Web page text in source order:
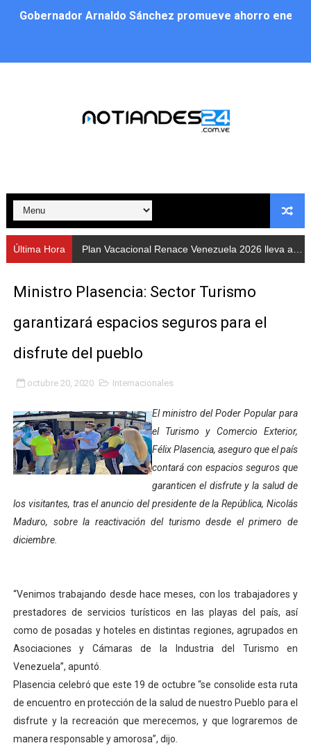
Gobernador Arnaldo Sánchez promueve ahorro
Cuerpos de Seguridad activaron operativos
Alcaldía de Libertador impulsa el Plan Ofensiva
Cidata y el Observatorio Astronómico Nacional de
Concejo Municipal de Zea celebra distinción de
CIEPROL-ULA distingue al municipio Zea como
Plan Quirúrgico Regional llega a Pueblo Llano con la
Iaanem graduó a bebés de Mérida en jornada de
Iahula pone en marcha protocolo de triaje psicosocial
Arranca en Rivas Dávila el Plan de Renovación de
Alcalde Nelson Álvarez llevó jornada recreativa a la
CorpoMérida continúa con ciclos de formación
Fundacite culmina primera etapa de su Plan Vacacional
Nevado Gas optimiza servicio residencial en la
Plan Vacacional Comunitario “Ríe 2026” recorre las
Alcaldía del Municipio Libertador realizó una jornada
Fundacite Mérida dicta taller gratuito de electrónica
INN-Mérida celebró el Lacto grado para promover el
Impulsan plan estratégico de seguridad ciudadana
Última Hora Plan Vacacional Renace Venezuela 2026 lleva actividades recreativas a Los Guaimaros
Ministro Plasencia: Sector Turismo
garantizará espacios seguros para el
disfrute del pueblo
octubre 20, 2020 Internacionales
El ministro del Poder Popular para
el Turismo y Comercio Exterior,
Félix Plasencia, aseguro que el país
contará con espacios seguros que
garanticen el disfrute y la salud de
los visitantes, tras el anuncio del presidente de la República, Nicolás
Maduro, sobre la reactivación del turismo desde el primero de
diciembre.
“Venimos trabajando desde hace meses, con los trabajadores y
prestadores de servicios turísticos en las playas del país, así
como de posadas y hoteles en distintas regiones, agrupados en
Asociaciones y Cámaras de la Industria del Turismo en
Venezuela”, apuntó.
Plasencia celebró que este 19 de octubre “se consolide esta ruta
de encuentro en protección de la salud de nuestro Pueblo para el
disfrute y la recreación que merecemos, y que lograremos de
manera responsable y amorosa”, dijo.